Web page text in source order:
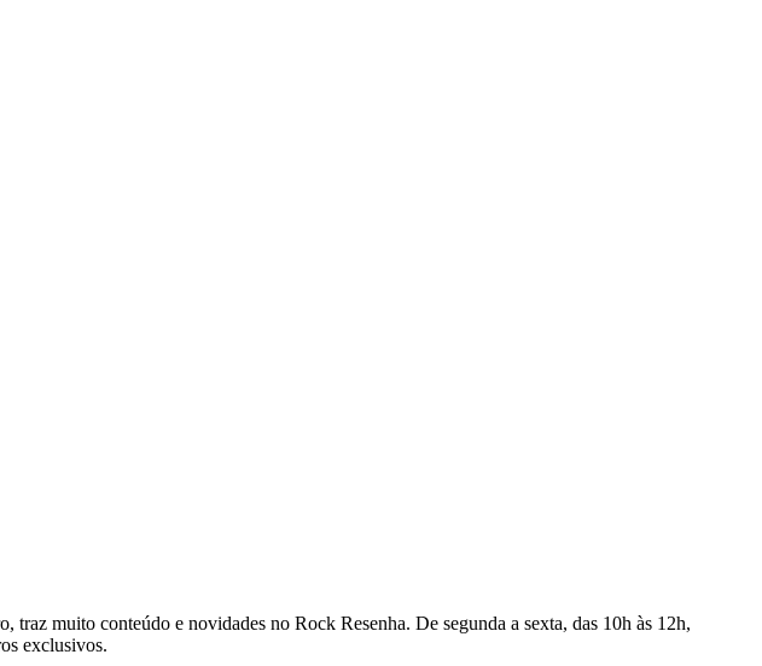
muito conteúdo e novidades no Rock Resenha. De segunda a sexta, das 10h às 12h,
exclusivos.